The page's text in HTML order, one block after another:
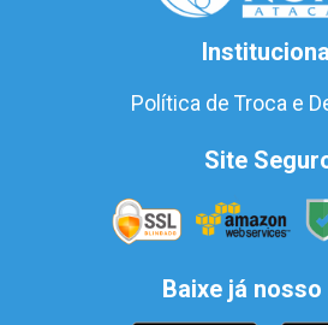
Política de Troca e
Site
Baixe já nosso